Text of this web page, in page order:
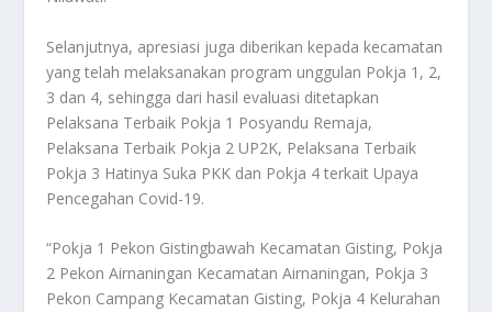
Selanjutnya, apresiasi juga diberikan kepada kecamatan
yang telah melaksanakan program unggulan Pokja 1, 2,
3 dan 4, sehingga dari hasil evaluasi ditetapkan
Pelaksana Terbaik Pokja 1 Posyandu Remaja,
Pelaksana Terbaik Pokja 2 UP2K, Pelaksana Terbaik
Pokja 3 Hatinya Suka PKK dan Pokja 4 terkait Upaya
Pencegahan Covid-19.
“Pokja 1 Pekon Gistingbawah Kecamatan Gisting, Pokja
2 Pekon Airnaningan Kecamatan Airnaningan, Pokja 3
Pekon Campang Kecamatan Gisting, Pokja 4 Kelurahan